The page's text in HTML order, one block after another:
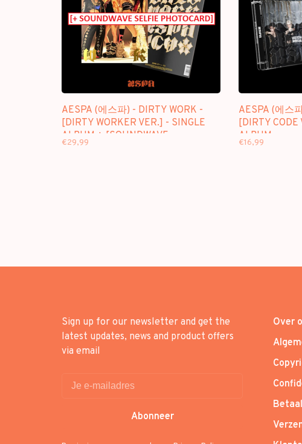
AESPA (에스파) - DIRTY WORK -
[DIRTY WORKER VER.] - SINGLE
ALBUM + [SOUNDWAVE
PHOTOCARD]
€29,99
AESPA (에스
[DIRTY
ALBUM
€16,99
Sign up for our newsletter and get the
latest updates, news and product offers
via email
Abonneer
Over